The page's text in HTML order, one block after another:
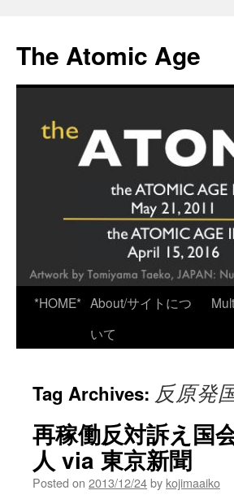
content
The Atomic Age
*HOME* About/サイトにつ
いて
Tag Archives: 反原発
再稼働反対訴え国
人 via 東京新聞
Posted on 2013/12/24by kojimaaiko